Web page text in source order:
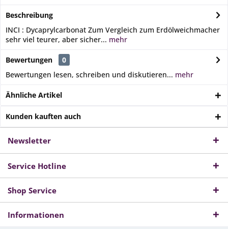
Beschreibung
INCI : Dycaprylcarbonat Zum Vergleich zum Erdölweichmacher
sehr viel teurer, aber sicher... mehr
Bewertungen
0
Bewertungen lesen, schreiben und diskutieren... mehr
Ähnliche Artikel
Kunden kauften auch
Newsletter
Service Hotline
Shop Service
Informationen